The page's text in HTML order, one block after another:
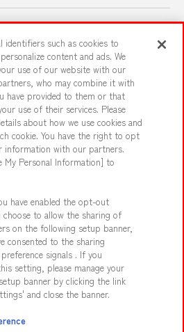
ン
ナビリティ サイトポリシー
ウェブアクセシビリティ方針と検証結果
に
方針 よくあるご質問・お問い合わせ
Amusement Inc.
Amusement Lab Inc.
identifiers such as cookies to
content and ads. We
use of our website with our
who may combine it with
have provided to them or that
use of their services. Please
about how we use cookies and
cookie. You have the right to opt
with our partners.
My Personal Information] to
have enabled the opt-out
to allow the sharing of
on the following setup banner,
consented to the sharing
signals . If you
setting, please manage your
banner by clicking the link
and close the banner.